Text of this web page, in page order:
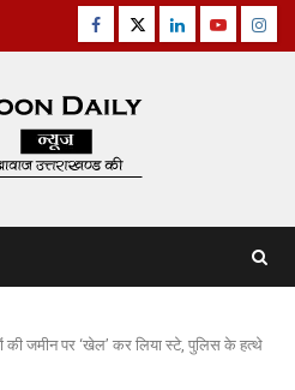
Facebook
TwitterLinkedinYoutube
जमीन पर ‘खेल’ कर लिया स्टे, पुलिस के हत्थे